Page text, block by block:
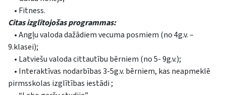
• Fitness.
Citas izglītojošas programmas:
• Angļu valoda dažādiem vecuma posmiem (no 4g.v. –
9.klasei);
• Latviešu valoda cittautību bērniem (no 5- 9g.v.);
• Interaktīvas nodarbības 3-5g.v. bērniem, kas neapmeklē
pirmsskolas izglītības iestādi ;